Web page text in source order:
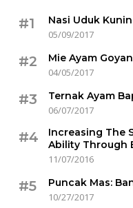
#1
Nasi Uduk
05/09/2017
#2
Mie Ayam
04/05/2017
#3
Ternak Ayam
06/07/2017
#4
Increasing The
Ability Through
11/07/2016
#5
Puncak Mas:
10/27/2017